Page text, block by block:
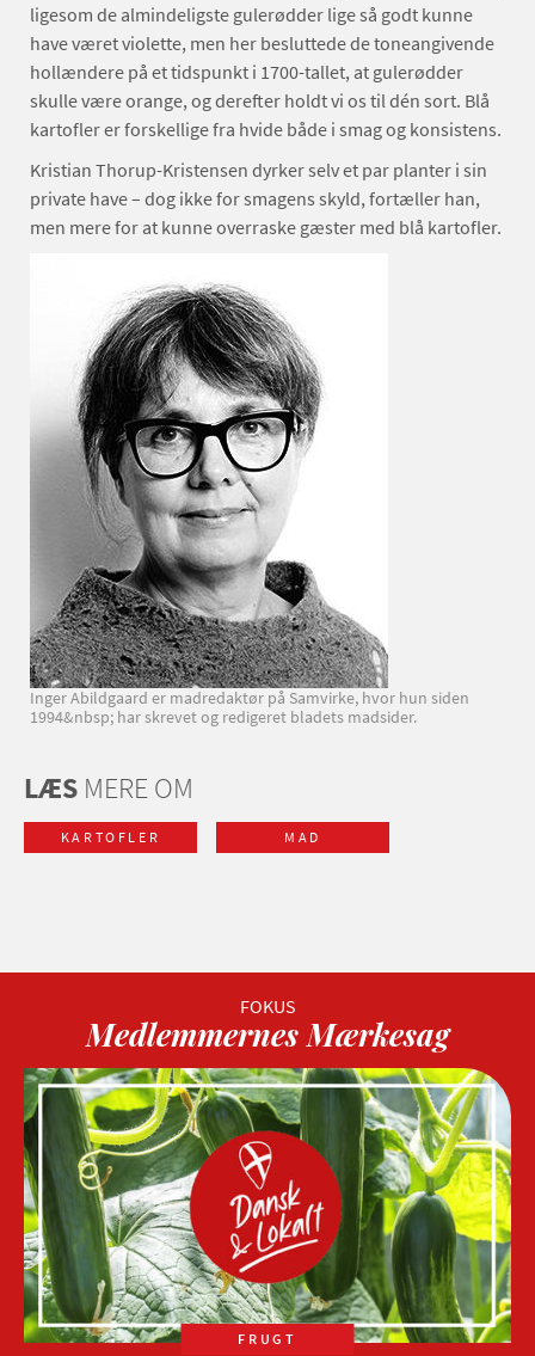
ligesom de almindeligste gulerødder lige så godt kunne
have været violette, men her besluttede de toneangivende
hollændere på et tidspunkt i 1700-tallet, at gulerødder
skulle være orange, og derefter holdt vi os til dén sort. Blå
kartofler er forskellige fra hvide både i smag og konsistens.
Kristian Thorup-Kristensen dyrker selv et par planter i sin
private have – dog ikke for smagens skyld, fortæller han,
men mere for at kunne overraske gæster med blå kartofler.
Inger Abildgaard er madredaktør på Samvirke, hvor hun siden
1994&nbsp; har skrevet og redigeret bladets madsider.
LÆS MERE OM
KARTOFLER MAD
Medlemmernes Mærkesag
FRUGT